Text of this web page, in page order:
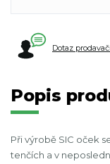
Dotaz prodavači
Popis
Při výrobě SIC oček
tenčích a v